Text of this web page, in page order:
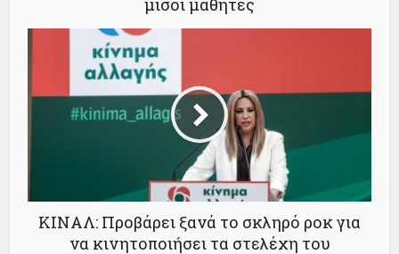
μισοί μαθητές
ΚΙΝΑΛ: Προβάρει ξανά το σκληρό ροκ για
να κινητοποιήσει τα στελέχη του